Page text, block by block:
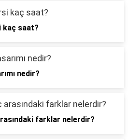
kaç saat?
nedir?
farklar nelerdir?